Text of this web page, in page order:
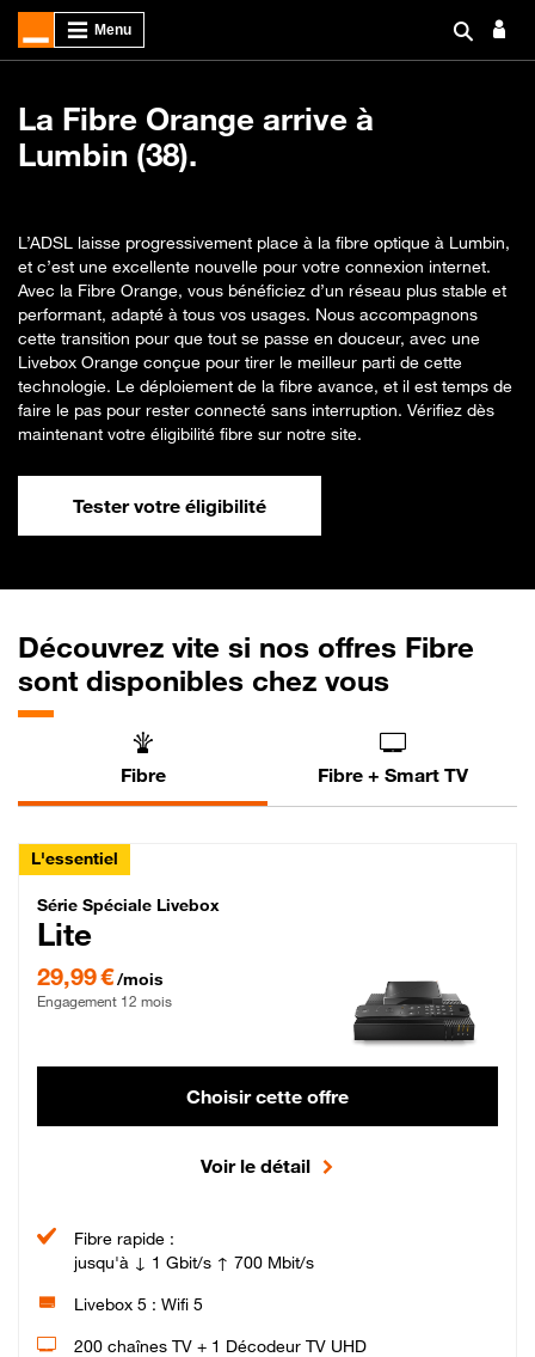
La Fibre Orange arrive à
Lumbin (38).
L’ADSL laisse progressivement place à la fibre optique à Lumbin,
et c’est une excellente nouvelle pour votre connexion internet.
Avec la Fibre Orange, vous bénéficiez d’un réseau plus stable et
performant, adapté à tous vos usages. Nous accompagnons
cette transition pour que tout se passe en douceur, avec une
Livebox Orange conçue pour tirer le meilleur parti de cette
technologie. Le déploiement de la fibre avance, et il est temps de
faire le pas pour rester connecté sans interruption. Vérifiez dès
maintenant votre éligibilité fibre sur notre site.
Tester votre éligibilité
Découvrez vite si nos offres Fibre
sont disponibles chez vous
Fibre Fibre + Smart TV
L'essentiel
Série Spéciale Livebox Lite Fibre
Série Spéciale Livebox
Lite
29,99 €/mois
Engagement 12 mois
Choisir cette offre
Voir le détail
Fibre rapide :
jusqu'à ↓ 1 Gbit/s ↑ 700 Mbit/s
Livebox 5 : Wifi 5
200 chaînes TV + 1 Décodeur TV UHD